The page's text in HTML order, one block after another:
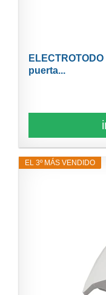
puerta...
EL 3º MÁS VENDIDO